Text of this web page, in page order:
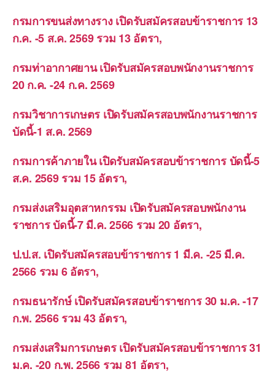
กรมการขนส่งทางราง เปิดรับสมัครสอบข้าราชการ 13
ก.ค. -5 ส.ค. 2569 รวม 13 อัตรา,
กรมท่าอากาศยาน เปิดรับสมัครสอบพนักงานราชการ
20 ก.ค. -24 ก.ค. 2569
กรมวิชาการเกษตร เปิดรับสมัครสอบพนักงานราชการ
บัดนี้-1 ส.ค. 2569
กรมการค้าภายใน เปิดรับสมัครสอบข้าราชการ บัดนี้-5
ส.ค. 2569 รวม 15 อัตรา,
กรมส่งเสริมอุตสาหกรรม เปิดรับสมัครสอบพนักงาน
ราชการ บัดนี้-7 มี.ค. 2566 รวม 20 อัตรา,
ป.ป.ส. เปิดรับสมัครสอบข้าราชการ 1 มี.ค. -25 มี.ค.
2566 รวม 6 อัตรา,
กรมธนารักษ์ เปิดรับสมัครสอบข้าราชการ 30 ม.ค. -17
ก.พ. 2566 รวม 43 อัตรา,
กรมส่งเสริมการเกษตร เปิดรับสมัครสอบข้าราชการ 31
ม.ค. -20 ก.พ. 2566 รวม 81 อัตรา,